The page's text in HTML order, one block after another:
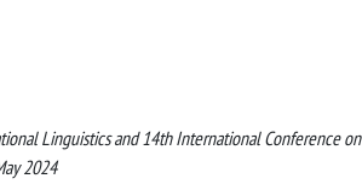
Linguistics and 14th International Conference
2024